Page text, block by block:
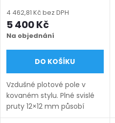
mm, výška 650–1750
mm), šedá RAL 7030
matná
4 462,81 Kč bez DPH
5 400 Kč
Na objednání
DO KOŠÍKU
Vzdušné plotové pole v
kovaném stylu. Plné svislé
pruty 12×12 mm působí
lehce a nadčasově.